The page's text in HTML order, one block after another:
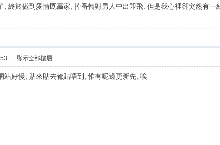
, 終於做到愛情既贏家, 掉番轉對男人中出即飛. 但是我心裡卻突然有一
| 顯示全部樓層
站好慢, 貼來貼去都貼唔到, 惟有呢邊更新先, 唉